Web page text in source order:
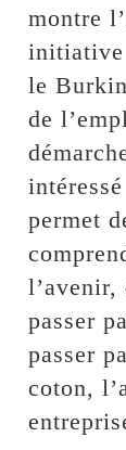
montre
initiative
le
de
permet
passer
passer
coton,